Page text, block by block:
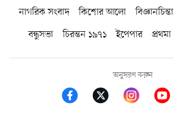
নাগরিক সংবাদ কিশোর আলো বিজ্ঞানচিন্তা
বন্ধুসভা
চিরন্তন ১৯৭১ ইপেপার প্রথমা
অনুসরণ করুন